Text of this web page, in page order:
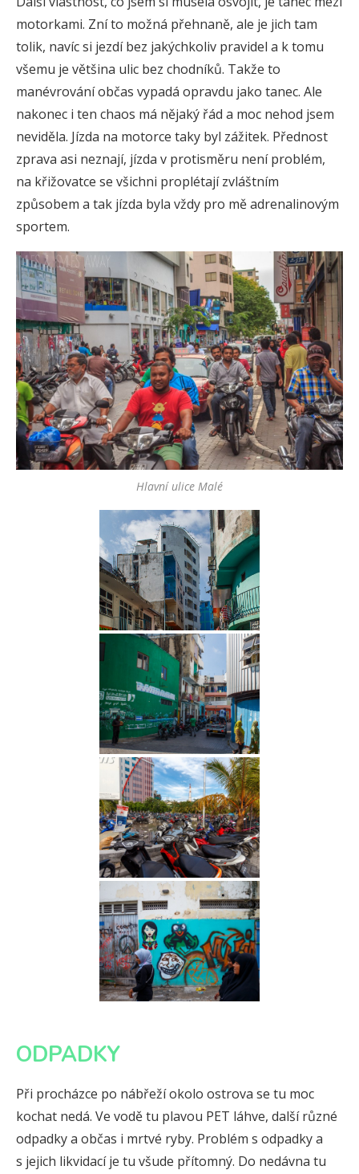
motorkami. Zní to možná přehnaně, ale je jich tam
tolik, navíc si jezdí bez jakýchkoliv pravidel a k tomu
všemu je většina ulic bez chodníků. Takže to
manévrování občas vypadá opravdu jako tanec. Ale
nakonec i ten chaos má nějaký řád a moc nehod jsem
neviděla. Jízda na motorce taky byl zážitek. Přednost
zprava asi neznají, jízda v protisměru není problém,
na křižovatce se všichni proplétají zvláštním
způsobem a tak jízda byla vždy pro mě adrenalinovým
sportem.
Hlavní ulice Malé
ODPADKY
Při procházce po nábřeží okolo ostrova se tu moc
kochat nedá. Ve vodě tu plavou PET láhve, další různé
odpadky a občas i mrtvé ryby. Problém s odpadky a
s jejich likvidací je tu všude přítomný. Do nedávna tu